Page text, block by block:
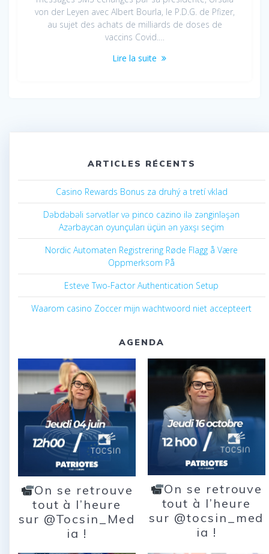
von der Leyen avec Albert Bourla, le P.D.G. de Pfizer,
au sujet des achats de milliards de doses de
vaccins Covid.…
Lire la suite
ARTICLES RÉCENTS
Casino Rewards Bonus za druhý a tretí vklad
Dəbdəbəli sərvətlər və pinco cazino ilə zənginləşən
Azərbaycan oyunçuları üçün ən yaxşı seçim
Nordic Automaten Registrering Røde Flagg å Være
Oppmerksom På
Esteve Two-Factor Authentication Setup
Waarom casino Zoccer mijn wachtwoord niet accepteert
AGENDA
On se retrouve
tout à l’heure
sur @Tocsin_Med
ia !
On se retrouve
tout à l’heure
sur @tocsin_med
ia !